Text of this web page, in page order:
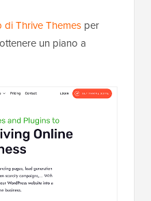
di Thrive Themes per
un piano a